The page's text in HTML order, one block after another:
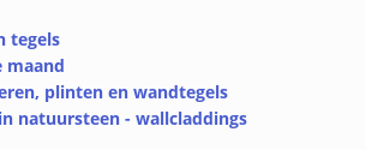
tegels
maand
plinten en wandtegels
natuursteen - wallcladdings